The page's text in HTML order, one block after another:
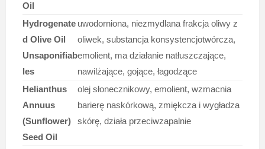
Oil
Hydrogenate
d Olive Oil
Unsaponifiab
les
uwodorniona, niezmydlana frakcja oliwy z
oliwek, substancja konsystencjotwórcza,
emolient, ma działanie natłuszczające,
nawilżające, gojące, łagodzące
Helianthus
Annuus
(Sunflower)
Seed Oil
olej słonecznikowy, emolient, wzmacnia
barierę naskórkową, zmiękcza i wygładza
skórę, działa przeciwzapalnie